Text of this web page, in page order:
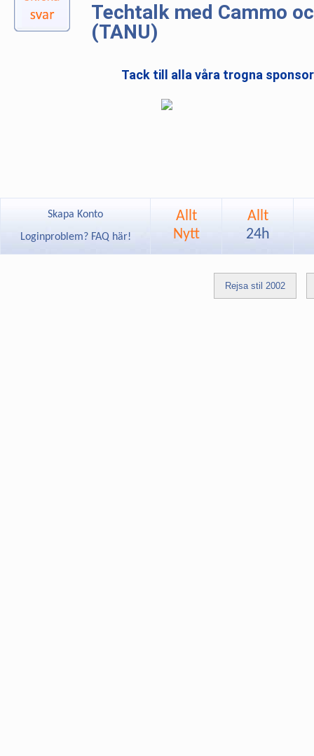
Techtalk med Cammo
(TANU)
Tack till alla våra trogna
Skapa Konto
Loginproblem? FAQ här!
Allt
Nytt
Allt
24h
Rejsa stil 2002